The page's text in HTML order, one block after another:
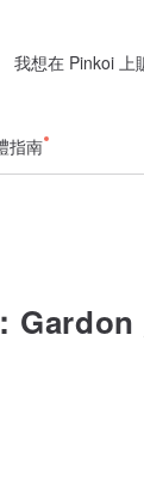
我想在 Pinkoi 上
指南
Gardon